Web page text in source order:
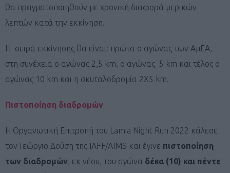
θα πραγματοποιηθούν με χρονική διαφορά μερικών
λεπτών κατά την εκκίνηση.
Η σειρά εκκίνησης θα είναι: πρώτα ο αγώνας των ΑμΕΑ,
στη συνέχεια ο αγώνας 2,5 km, ο αγώνας 5 km και τέλος ο
αγώνας 10 km και η σκυταλοδρομία 2Χ5 km.
Πιστοποίηση διαδρομών
Η Οργανωτική Επιτροπή του Lamia Night Run 2022 κάλεσε
τον Γεώργιο Δούση της IAFF/AIMS και έγινε πιστοποίηση
των διαδρομών, εκ νέου, του αγώνα δέκα (10) και πέντε